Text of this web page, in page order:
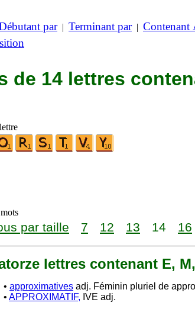
par| Terminant par| Contenant
de 14 lettres
par taille 7 12 13 14 16
lettres contenant E,
• approximatives adj. Féminin pluriel de
• APPROXIMATIF, IVE adj.